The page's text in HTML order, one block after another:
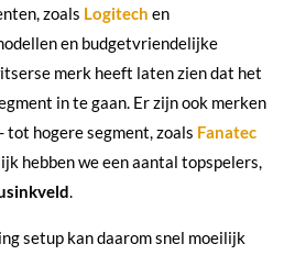
zoals Logitech en
en budgetvriendelijke
merk heeft laten zien dat het
in te gaan. Er zijn ook merken
hogere segment, zoals Fanatec
hebben we een aantal topspelers,
.
setup kan daarom snel moeilijk